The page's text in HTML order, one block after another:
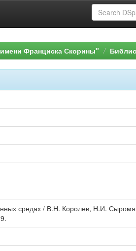
Франциска Скорины"
средах / В.Н. Королев, Н.И.